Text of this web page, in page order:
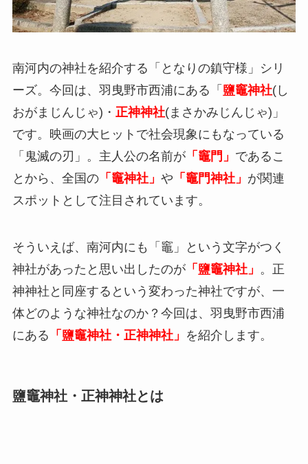
南河内の神社を紹介する「となりの鎮守様」シリ
ーズ。今回は、羽曳野市西浦にある「 鹽竈神社(し
おがまじんじゃ)・ 正神神社(まさかみじんじゃ)」
です。映画の大ヒットで社会現象にもなっている
「鬼滅の刃」。主人公の名前が「竈門」 であるこ
とから、全国の「竈神社」 や 「竈門神社」 が関連
スポットとして注目されています。
そういえば、南河内にも「竈」という文字がつく
神社があったと思い出したのが「鹽竈神社」 。正
神神社と同座するという変わった神社ですが、一
体どのような神社なのか？今回は、羽曳野市西浦
にある 「鹽竈神社・正神神社」 を紹介します。
鹽竈神社・正神神社とは